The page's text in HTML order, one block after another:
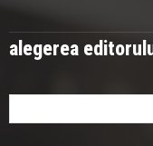
alegerea